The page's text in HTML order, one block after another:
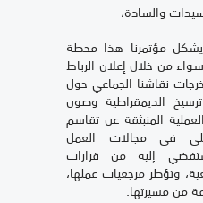
والسادة،
يشكل مؤتمرنا هذا محطة
من خلال إعلان الرباط
نقاشنا الجماعي حول
الديمقراطية وصون
المنبثقة عن تقاسم
في مجالات العمل
إليه من قرارات
وتؤطر مرجعيات عملها،
من مسيرتها.